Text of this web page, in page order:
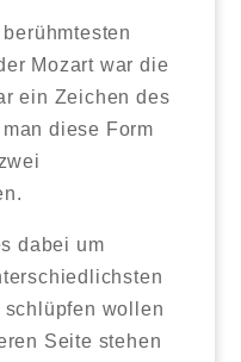
Mozart war die
ein Zeichen des
diese Form
dabei um
wollen
Seite stehen